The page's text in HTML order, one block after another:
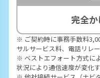
完全
※ ご契約時に事務手数料
サルサービス料、電話リレ
※ ベストエフォート方式に
状況により通信速度が変化